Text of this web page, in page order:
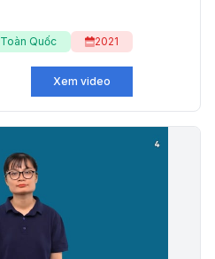
Toàn Quốc 2021
Xem video